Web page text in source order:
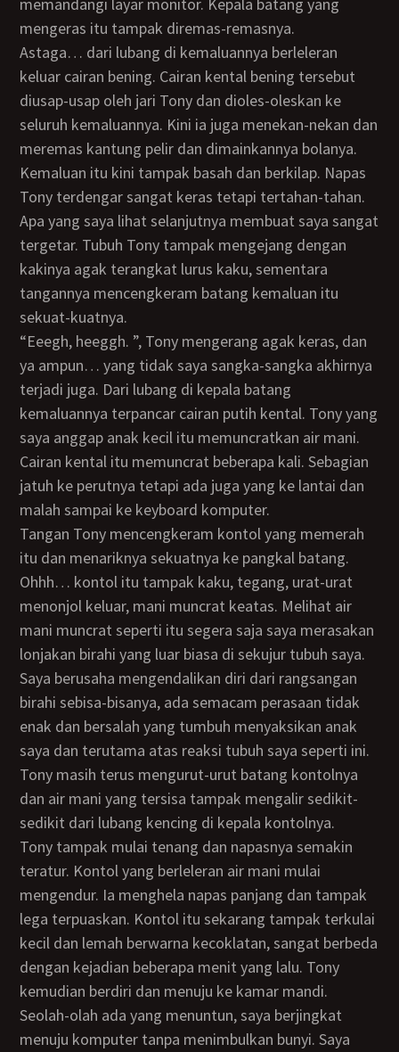
mengeras itu tampak diremas-remasnya.
Astaga… dari lubang di kemaluannya berleleran
keluar cairan bening. Cairan kental bening tersebut
diusap-usap oleh jari Tony dan dioles-oleskan ke
seluruh kemaluannya. Kini ia juga menekan-nekan dan
meremas kantung pelir dan dimainkannya bolanya.
Kemaluan itu kini tampak basah dan berkilap. Napas
Tony terdengar sangat keras tetapi tertahan-tahan.
Apa yang saya lihat selanjutnya membuat saya sangat
tergetar. Tubuh Tony tampak mengejang dengan
kakinya agak terangkat lurus kaku, sementara
tangannya mencengkeram batang kemaluan itu
sekuat-kuatnya.
“Eeegh, heeggh. ”, Tony mengerang agak keras, dan
ya ampun… yang tidak saya sangka-sangka akhirnya
terjadi juga. Dari lubang di kepala batang
kemaluannya terpancar cairan putih kental. Tony yang
saya anggap anak kecil itu memuncratkan air mani.
Cairan kental itu memuncrat beberapa kali. Sebagian
jatuh ke perutnya tetapi ada juga yang ke lantai dan
malah sampai ke keyboard komputer.
Tangan Tony mencengkeram kontol yang memerah
itu dan menariknya sekuatnya ke pangkal batang.
Ohhh… kontol itu tampak kaku, tegang, urat-urat
menonjol keluar, mani muncrat keatas. Melihat air
mani muncrat seperti itu segera saja saya merasakan
lonjakan birahi yang luar biasa di sekujur tubuh saya.
Saya berusaha mengendalikan diri dari rangsangan
birahi sebisa-bisanya, ada semacam perasaan tidak
enak dan bersalah yang tumbuh menyaksikan anak
saya dan terutama atas reaksi tubuh saya seperti ini.
Tony masih terus mengurut-urut batang kontolnya
dan air mani yang tersisa tampak mengalir sedikit-
sedikit dari lubang kencing di kepala kontolnya.
Tony tampak mulai tenang dan napasnya semakin
teratur. Kontol yang berleleran air mani mulai
mengendur. Ia menghela napas panjang dan tampak
lega terpuaskan. Kontol itu sekarang tampak terkulai
kecil dan lemah berwarna kecoklatan, sangat berbeda
dengan kejadian beberapa menit yang lalu. Tony
kemudian berdiri dan menuju ke kamar mandi.
Seolah-olah ada yang menuntun, saya berjingkat
menuju komputer tanpa menimbulkan bunyi. Saya